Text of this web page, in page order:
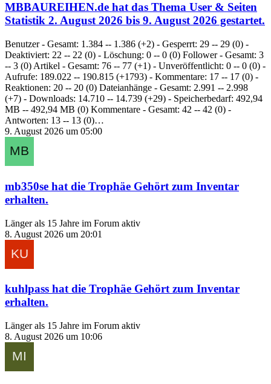
MBBAUREIHEN.de hat das Thema User & Seiten
Statistik 2. August 2026 bis 9. August 2026 gestartet.
Benutzer - Gesamt: 1.384 -- 1.386 (+2) - Gesperrt: 29 -- 29 (0) -
Deaktiviert: 22 -- 22 (0) - Löschung: 0 -- 0 (0) Follower - Gesamt: 3
-- 3 (0) Artikel - Gesamt: 76 -- 77 (+1) - Unveröffentlicht: 0 -- 0 (0) -
Aufrufe: 189.022 -- 190.815 (+1793) - Kommentare: 17 -- 17 (0) -
Reaktionen: 20 -- 20 (0) Dateianhänge - Gesamt: 2.991 -- 2.998
(+7) - Downloads: 14.710 -- 14.739 (+29) - Speicherbedarf: 492,94
MB -- 492,94 MB (0) Kommentare - Gesamt: 42 -- 42 (0) -
Antworten: 13 -- 13 (0)…
9. August 2026 um 05:00
mb350se hat die Trophäe Gehört zum Inventar
erhalten.
Länger als 15 Jahre im Forum aktiv
8. August 2026 um 20:01
kuhlpass hat die Trophäe Gehört zum Inventar
erhalten.
Länger als 15 Jahre im Forum aktiv
8. August 2026 um 10:06